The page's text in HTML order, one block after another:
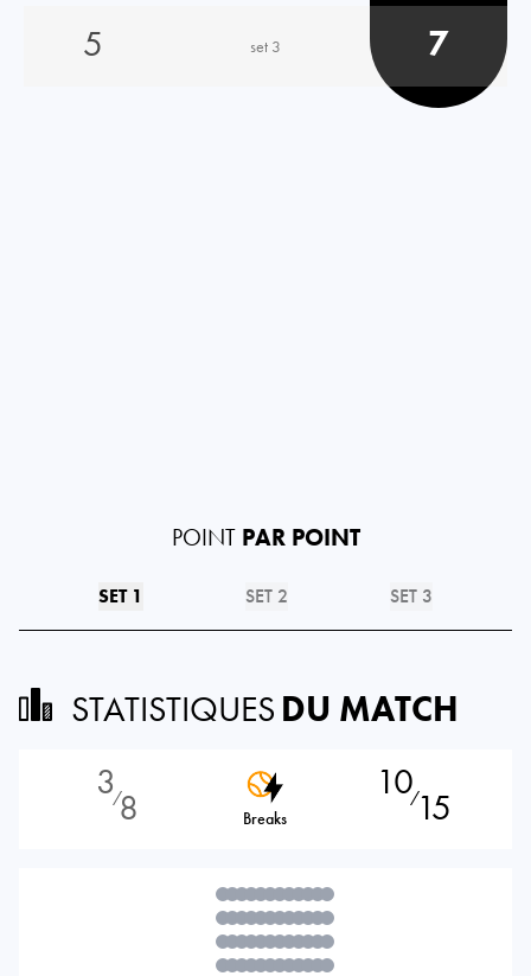
5
set 3 7
POINT PAR POINT
SET 1 SET 2 SET 3
STATISTIQUES DU MATCH
3⁄8 Breaks
10⁄15